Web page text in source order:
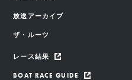
放送アーカイブ
ザ・ルーツ
レース結果
BOAT RACE GUIDE